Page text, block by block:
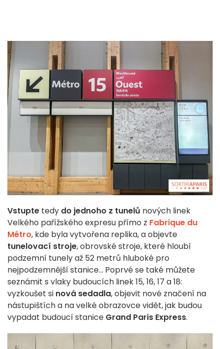
Vstupte tedy do jednoho z tunelů nových linek
Velkého pařížského expresu přímo z Fabrique du
Métro, kde byla vytvořena replika, a objevte
tunelovací stroje, obrovské stroje, které hloubí
podzemní tunely až 52 metrů hluboké pro
nejpodzemnější stanice... Poprvé se také můžete
seznámit s vlaky budoucích linek 15, 16, 17 a 18:
vyzkoušet si nová sedadla, objevit nové značení na
nástupištích a na velké obrazovce vidět, jak budou
vypadat budoucí stanice Grand Paris Express.